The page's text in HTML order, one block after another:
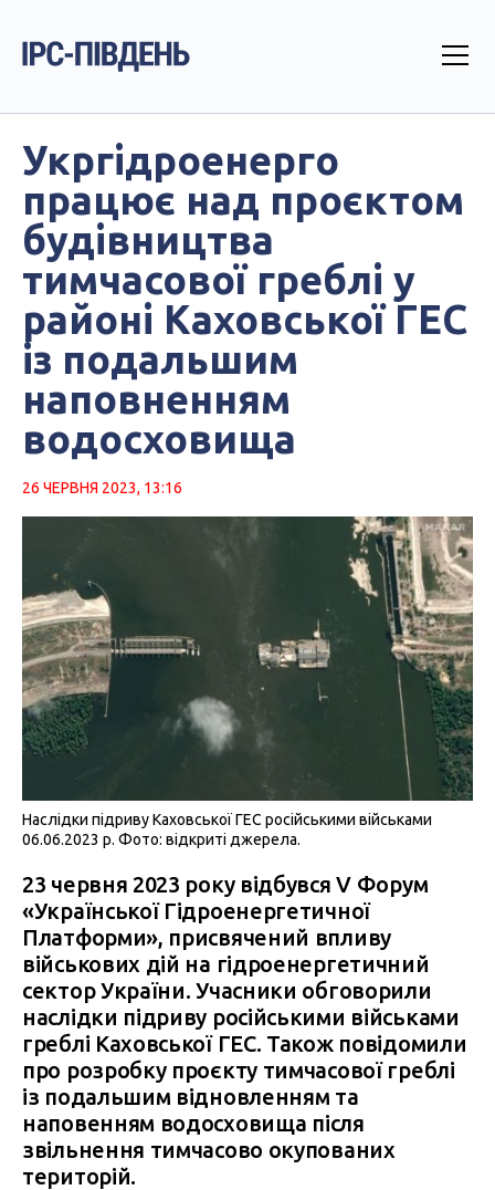
Укргідроенерго
працює над проєктом
будівництва
тимчасової греблі у
районі Каховської ГЕС
із подальшим
наповненням
водосховища
26 ЧЕРВНЯ 2023, 13:16
Наслідки підриву Каховської ГЕС російськими військами
06.06.2023 р. Фото: відкриті джерела.
23 червня 2023 року відбувся V Форум
«Української Гідроенергетичної
Платформи», присвячений впливу
військових дій на гідроенергетичний
сектор України. Учасники обговорили
наслідки підриву російськими військами
греблі Каховської ГЕС. Також повідомили
про розробку проєкту тимчасової греблі
із подальшим відновленням та
наповенням водосховища після
звільнення тимчасово окупованих
територій.